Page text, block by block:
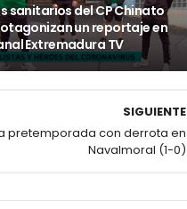
sanitarios del CP Chinato
un reportaje en
Extremadura TV
SIGUIENTE
la pretemporada con derrota en
Navalmoral (1-0)